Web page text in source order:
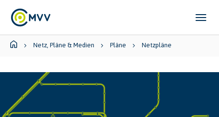
Skip to main content
Skip to page footer
You are here:Netz, Pläne & Medien Pläne Netzpläne